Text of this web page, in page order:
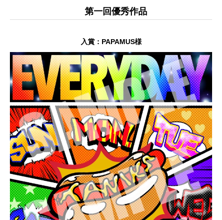
第一回優秀作品
入賞： PAPAMUS様